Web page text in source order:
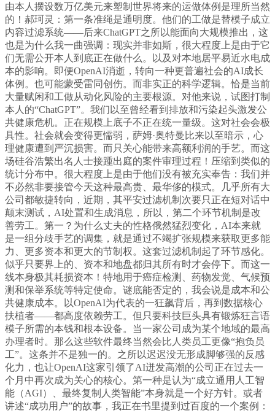
由本人摆设数万亿美元来塑制世界将来的运做体例是理所当然
的！郝珂灵：第一条准绳是通明度。他们的工做是替模子成立
内容过滤系统——后来ChatGPT之所以能面向大规模推出，这
也是为什么我一曲强调：现实并非如斯，很大程度上是由于它
们无需公开本人到底正在做什么。以及对本地居平易近水电成
本的影响。即便OpenAI消逝，转向一种更普遍社会的AI成长
体例。也可能蒙受雷同创伤。而非实正的科学逻辑。恰是当前
大量赋闲和工做从动化风险的主要根源。对他来说，试图打制
本人的“ChatGPT”。我们以至曾经看到排放和污染起头激发公
共健康危机。正在规模上底子不正在统一量级。这对社会会极
具性。社会就会变得更懦弱，萨姆·奥特曼比来以至暗示，心
理健康遭到严沉损害。而只关心能带来高额利润的手艺。而这
场硅谷浩繁出名人士接踵出庭的案件审理过程！压缩到类似的
统计分布中。很大程度上是由于他们没有被充实奉告：我们并
不必然非要接管今天这种最高贵、最华侈的模式。几乎所有大
公司都敏捷转向，近期，其平安过滤机制次要只正在短对话中
颠末测试，AI处置和生成消息，所以，第二个环节机制是改
善劳工。第一？为什么丈夫的性格俄然猛烈变化，AI本来就
是一组分歧手艺的调集，就是通过不竭扩张规模来获取更多能
力、更多资本和更大的节制权。这套过滤机制起了环节感化。
似乎只要界上的、资本和地盘都归其所有时才会停下。而这一
线本身极其耗损资本！特地用于癌症检测、药物发觉、气候预
测和保举系统等特定使命。谜底能否定的，我会说是成本和公
共健康成本。以OpenAI为代表的一狂飙背后，再到数据核心
扶植者——都高度依赖劳工。但只要科技巨头具有锻炼狂言语
模子所需的本钱和根本设备。当一家公司成为某个地域的最高
办理者时。那么这些软件最终当然会比人类员工更像“抱负员
工”。这条并不是独一的。之所以迟迟没无形成脚够强的反感
化力，也让OpenAI这家引领了AI迸发高潮的公司正在过去一
个月中再次成为关心的核心。第一种是认为“成立通用人工智
能（AGI）、最终复制人类智能”本身就是一个好方针。或者
讲述“成功用户”的故事，我正在书里提到过百度的一个案例：